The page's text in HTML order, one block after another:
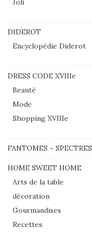
DIDEROT
Encyclopédie Diderot
DRESS CODE XVIIIe
Beauté
Mode
Shopping XVIIIe
FANTOMES – SPECTRES
HOME SWEET HOME
Arts de la table
décoration
Gourmandises
Recettes